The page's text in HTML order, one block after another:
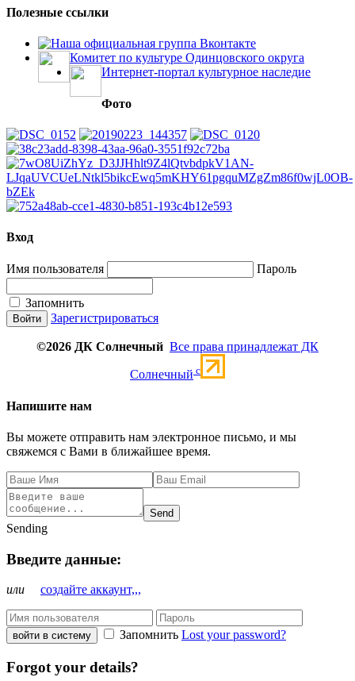
Полезные ссылки
Наша официальная группа Вконтакте
Комитет по культуре Одинцовского округа
Интернет-портал культурное наследие
Фото
Вход
Имя пользователя Пароль
Запомнить
Зарегистрироваться
©2026 ДК Солнечный Все права принадлежат ДК
Солнечный c
Напишите нам
Вы можете отправить нам электронное письмо, и мы
свяжемся с Вами в ближайшее время.
Send
Sending
Введите данные:
или создайте аккаунт,,,
войти в систему Запомнить Lost your password?
Forgot your details?